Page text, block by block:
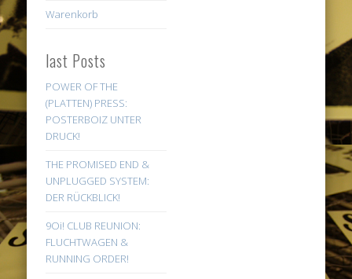
Warenkorb
last Posts
POWER OF THE
(PLATTEN) PRESS:
POSTERBOIZ UNTER
DRUCK!
THE PROMISED END &
UNPLUGGED SYSTEM:
DER RÜCKBLICK!
9Oi! CLUB REUNION:
FLUCHTWAGEN &
RUNNING ORDER!